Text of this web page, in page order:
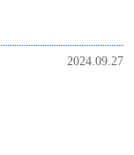
2024.09.27